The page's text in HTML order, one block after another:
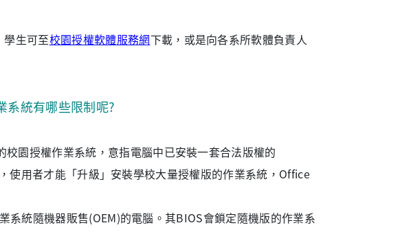
生可至校園授權軟體服務網下載，或是向各系所軟體負責人
系統有哪些限制呢?
園授權作業系統，意指電腦中已安裝一套合法版權的
使用者才能「升級」安裝學校大量授權版的作業系統，Office
統隨機器販售(OEM)的電腦。其BIOS會鎖定隨機版的作業系